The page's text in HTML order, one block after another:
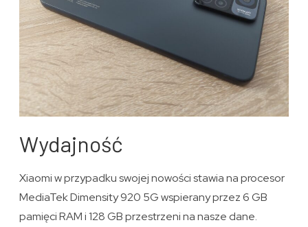
Wydajność
Xiaomi w przypadku swojej nowości stawia na procesor
MediaTek Dimensity 920 5G wspierany przez 6 GB
pamięci RAM i 128 GB przestrzeni na nasze dane.